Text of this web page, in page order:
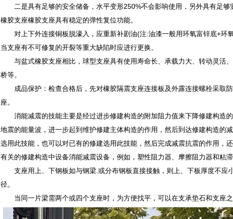
二是具有足够的安全储备，水平变形250%不会影响使用，另外具有足
橡胶支座橡胶支座具有稳定的弹性复位功能。
对上下外连接铜板脱濠入，应重新补剧油(注:油漆一般用环氧富锌底+环
当支座有不可修复的开裂等重大缺陷时应进行更换。
与盆式橡胶支座相比，球型支座具有使用寿命长、承载力大、转动灵活
桥等。
成品保护：检查合格后，先对橡胶隔震支座连接板及外露连接螺栓采取
座。
消能减震的技能主要是经过进步修建构造的附加阻力值来下降修建构造
地震的能量波，进一步起到维护修建主体构造的作用，然后到达修建构造的
选用此技能，也可以对已有的修建选用此技能，然后完成减震抗震的作用，
有关的修建构造中设备消能减震设备，例如，塑性阻力器、摩擦阻力器和粘滞
支座用上、下钢板如与钢梁.或分布钢板直接接触，则上、下板厚度不
径。
当同一片梁需两个或四个支座时，为方便找平，可以在支承垫石和支座